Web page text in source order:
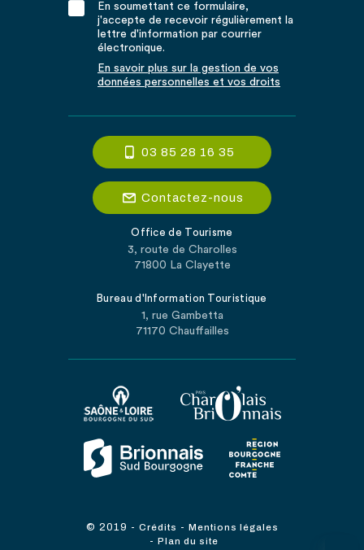
En soumettant ce formulaire,
j'accepte de recevoir régulièrement la
lettre d'information par courrier
électronique.
En savoir plus sur la gestion de vos
données personnelles et vos droits
03 85 28 16 35
Contactez-nous
Office de Tourisme
3, route de Charolles
71800 La Clayette
Bureau d'Information Touristique
1, rue Gambetta
71170 Chauffailles
© 2019 - Crédits - Mentions légales
- Plan du site